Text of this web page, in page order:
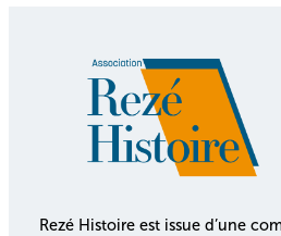
Rezé Histoire est issue d’une